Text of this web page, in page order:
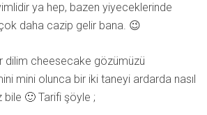
ya hep, bazen yiyeceklerinde
daha cazip gelir bana. 😉
dilim cheesecake gözümüzü
mini olunca bir iki taneyi ardarda nasıl
bile 🙂 Tarifi şöyle ;